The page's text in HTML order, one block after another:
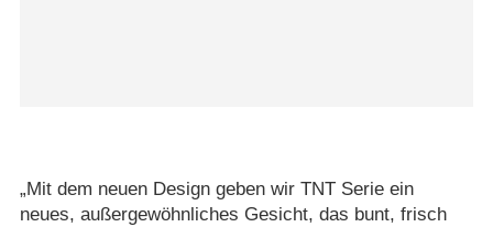
„Mit dem neuen Design geben wir TNT Serie ein
neues, außergewöhnliches Gesicht, das bunt, frisch